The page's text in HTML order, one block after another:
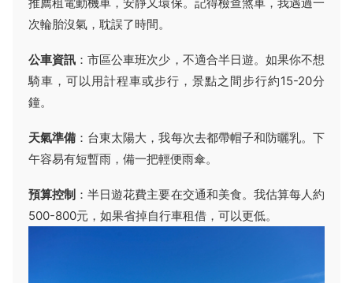
推薦租電動機車，安靜又環保。記得檢查煞車，我遇過一
次輪胎沒氣，耽誤了時間。
公車資訊 ：市區公車班次少，不適合半日遊。如果你不想
騎車，可以用計程車或步行，景點之間步行約15-20分
鐘。
天氣準備 ：台東太陽大，我每次去都帶帽子和防曬乳。下
午容易有短暫雨，備一把輕便雨傘。
預算控制 ：半日遊花費主要在交通和美食。我估算每人約
500-800元，如果省掉自行車租借，可以更低。